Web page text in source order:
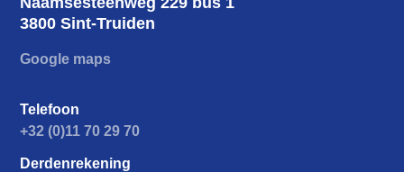
3800 Sint-Truiden
Google maps
Telefoon
+32 (0)11 70 29 70
Derdenrekening